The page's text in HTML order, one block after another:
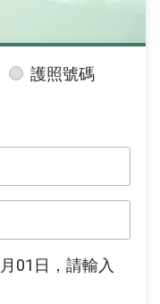
護照號碼
01日，請輸入